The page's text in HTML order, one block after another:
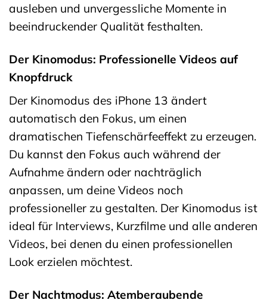
ausleben und unvergessliche Momente in
beeindruckender Qualität festhalten.
Der Kinomodus: Professionelle Videos auf
Knopfdruck
Der Kinomodus des iPhone 13 ändert
automatisch den Fokus, um einen
dramatischen Tiefenschärfeeffekt zu erzeugen.
Du kannst den Fokus auch während der
Aufnahme ändern oder nachträglich
anpassen, um deine Videos noch
professioneller zu gestalten. Der Kinomodus ist
ideal für Interviews, Kurzfilme und alle anderen
Videos, bei denen du einen professionellen
Look erzielen möchtest.
Der Nachtmodus: Atemberaubende